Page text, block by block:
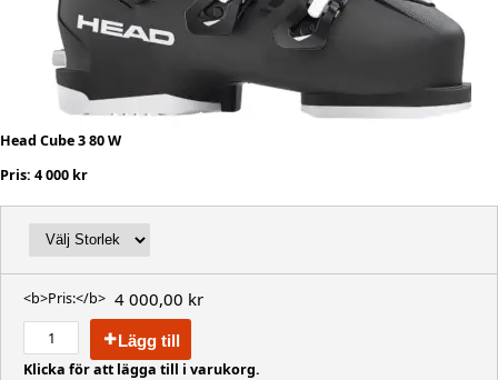
Head Cube 3 80 W
Pris: 4 000 kr
<b>Pris:</b> 4 000,00 kr
Lägg till
Klicka för att lägga till i varukorg.